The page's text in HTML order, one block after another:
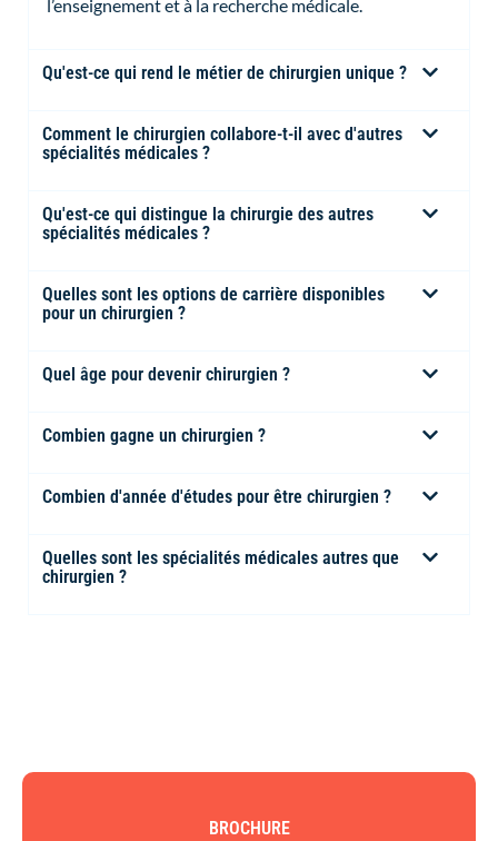
l’enseignement et à la recherche médicale.
Qu'est-ce qui rend le métier de chirurgien unique ?
Comment le chirurgien collabore-t-il avec d'autres
spécialités médicales ?
Qu'est-ce qui distingue la chirurgie des autres
spécialités médicales ?
Quelles sont les options de carrière disponibles
pour un chirurgien ?
Quel âge pour devenir chirurgien ?
Combien gagne un chirurgien ?
Combien d'année d'études pour être chirurgien ?
Quelles sont les spécialités médicales autres que
chirurgien ?
BROCHURE